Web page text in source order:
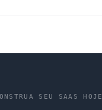
SEU SAAS HOJE